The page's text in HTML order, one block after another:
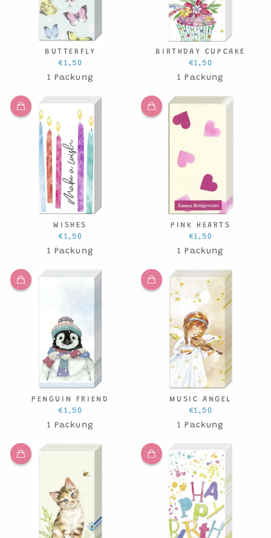
BUTTERFLY
€1,50
1 Packung
BIRTHDAY CUPCAKE
€1,50
1 Packung
WISHES
€1,50
1 Packung
PINK HEARTS
€1,50
1 Packung
PENGUIN FRIEND
€1,50
1 Packung
MUSIC ANGEL
€1,50
1 Packung